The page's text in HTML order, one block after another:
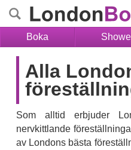
Boka
Alla
Som alltid erbjuder
nervkittlande
av Londons bästa